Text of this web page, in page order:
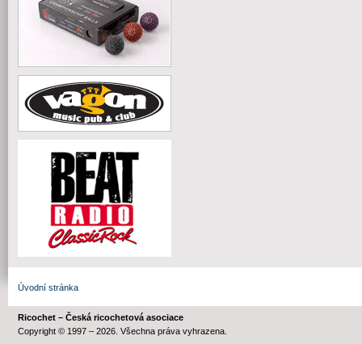
Úvodní stránka
Ricochet – Česká ricochetová asociace
Copyright © 1997 – 2026. Všechna práva vyhrazena.